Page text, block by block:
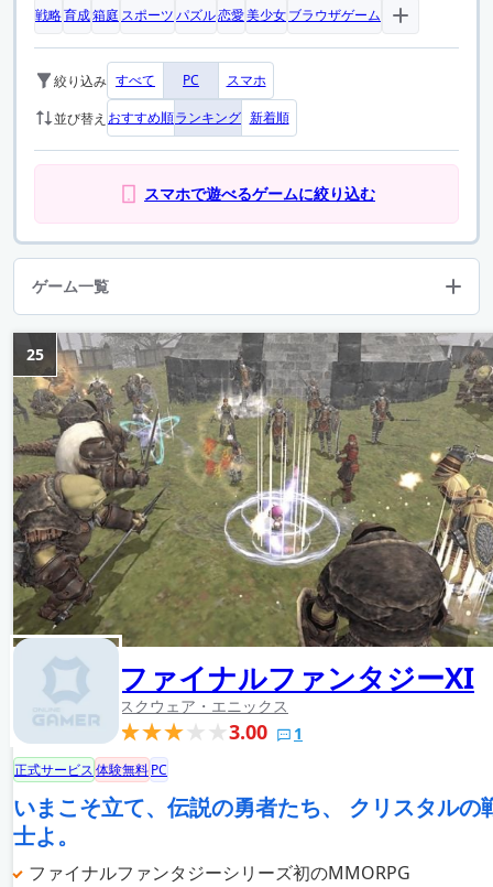
戦略育成箱庭 スポーツパズル恋愛美少女ブラウザゲーム
絞り込み すべて PC スマホ
並び替え おすすめ順ランキング 新着順
スマホで遊べるゲームに絞り込む
ゲーム一覧
ファイナルファンタジーXI
スクウェア・エニックス
3.00 1
25
正式サービス体験無料PC
いまこそ立て、伝説の勇者たち、 クリスタルの
士よ。
ファイナルファンタジーシリーズ初のMMORPG